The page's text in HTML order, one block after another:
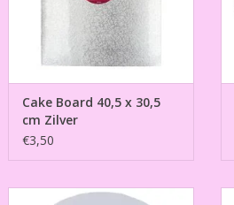
Cake Board 40,5 x 30,5
cm Zilver
€3,50
Cake Board Rond Ø12,5 cm Wit